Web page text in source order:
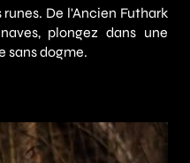
De l'Ancien Futhark
plongez dans une
sans dogme.